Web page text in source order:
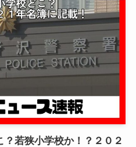
若狭小学校か！？２０２